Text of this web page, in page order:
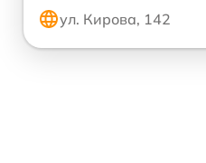
ул. Кирова, 142